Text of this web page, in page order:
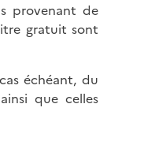
provenant de
gratuit sont
échéant, du
ainsi que celles